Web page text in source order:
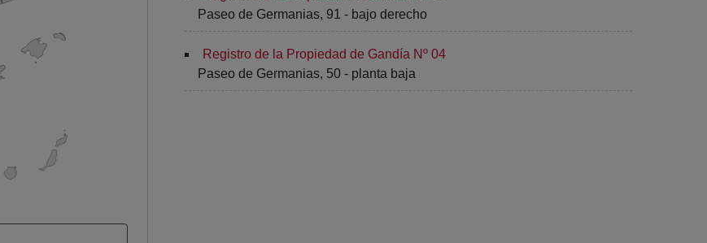
Paseo de Germanias, 91 - bajo derecho
Registro de la Propiedad de Gandía Nº 04
Paseo de Germanias, 50 - planta baja